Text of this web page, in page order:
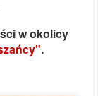
w okolicy
.